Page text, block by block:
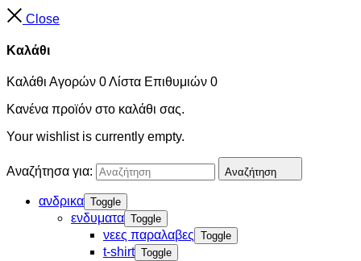
Close
Καλάθι
Καλάθι Αγορών 0Λίστα Επιθυμιών 0
Κανένα προϊόν στο καλάθι σας.
Your wishlist is currently empty.
Αναζήτησα για: Αναζήτηση
ανδρικα Toggle
ενδυματα Toggle
νεες παραλαβες Toggle
t-shirt Toggle